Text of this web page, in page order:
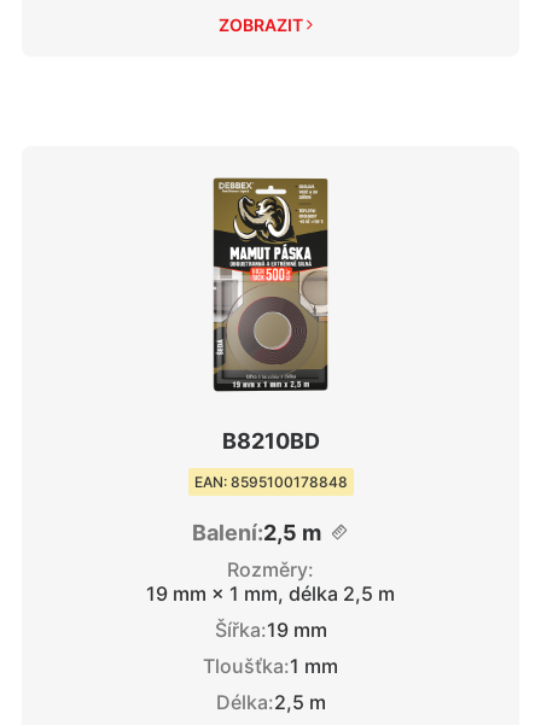
ZOBRAZIT
B8210BD
EAN: 8595100178848
Balení:2,5 m
Rozměry:
19 mm × 1 mm, délka 2,5 m
Šířka:19 mm
Tloušťka:1 mm
Délka:2,5 m